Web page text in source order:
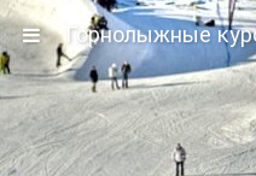
Горнолыжные